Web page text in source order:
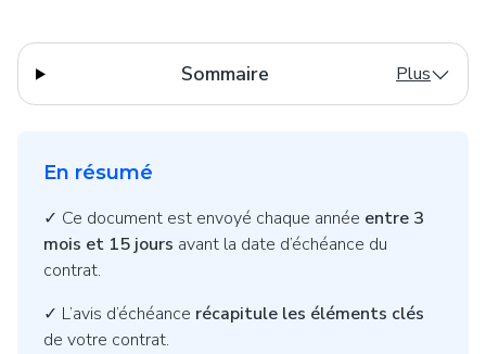
Sommaire Plus
En résumé
✓ Ce document est envoyé chaque année entre 3
mois et 15 jours avant la date d’échéance du
contrat.
✓ L’avis d’échéance récapitule les éléments clés
de votre contrat.